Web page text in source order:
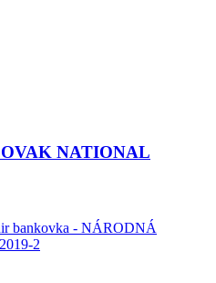
NATIONAL